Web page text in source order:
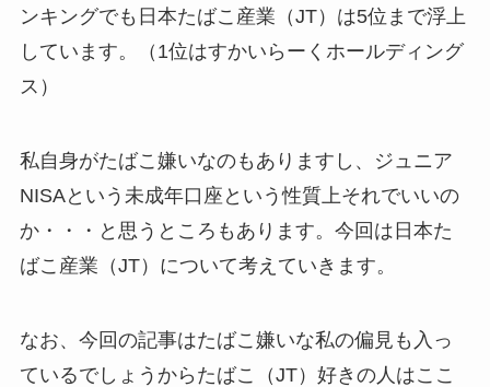
ンキングでも日本たばこ産業（JT）は5位まで浮上
しています。（1位はすかいらーくホールディング
ス）
私自身がたばこ嫌いなのもありますし、ジュニア
NISAという未成年口座という性質上それでいいの
か・・・と思うところもあります。今回は日本た
ばこ産業（JT）について考えていきます。
なお、 今回の記事はたばこ嫌いな私の偏見も入っ
ているでしょうからたばこ（JT）好きの人はここ